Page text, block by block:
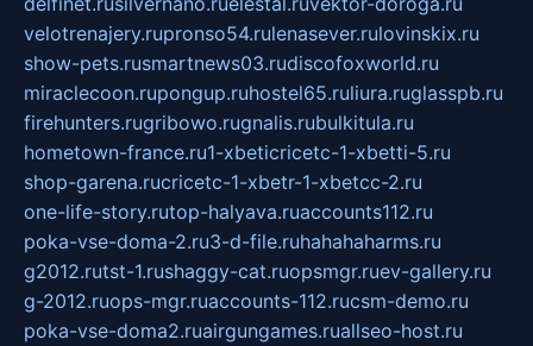
velotrenajery.rupronso54.rulenasever.rulovinskix.ru
show-pets.rusmartnews03.rudiscofoxworld.ru
miraclecoon.rupongup.ruhostel65.ruliura.ruglasspb.ru
firehunters.rugribowo.rugnalis.rubulkitula.ru
hometown-france.ru1-xbeticricetc-1-xbetti-5.ru
shop-garena.rucricetc-1-xbetr-1-xbetcc-2.ru
one-life-story.rutop-halyava.ruaccounts112.ru
poka-vse-doma-2.ru3-d-file.ruhahahaharms.ru
g2012.rutst-1.rushaggy-cat.ruopsmgr.ruev-gallery.ru
g-2012.ruops-mgr.ruaccounts-112.rucsm-demo.ru
poka-vse-doma2.ruairgungames.ruallseo-host.ru